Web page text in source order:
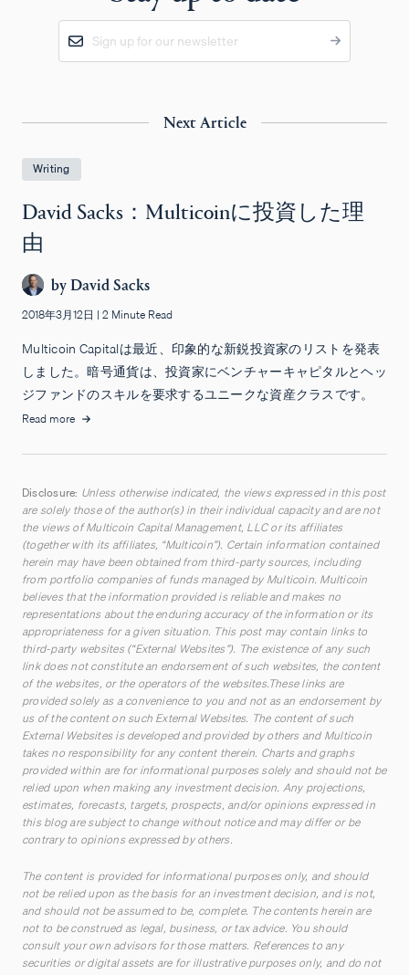
Next Article
Writing
David Sacks：Multicoinに投資した理
由
by David Sacks
2018年3月12日 | 2 Minute Read
Multicoin Capitalは最近、印象的な新鋭投資家のリストを発表
しました。暗号通貨は、投資家にベンチャーキャピタルとヘッ
ジファンドのスキルを要求するユニークな資産クラスです。
Read more
Disclosure: Unless otherwise indicated, the views expressed in this post
are solely those of the author(s) in their individual capacity and are not
the views of Multicoin Capital Management, LLC or its affiliates
(together with its affiliates, “Multicoin”). Certain information contained
herein may have been obtained from third-party sources, including
from portfolio companies of funds managed by Multicoin. Multicoin
believes that the information provided is reliable and makes no
representations about the enduring accuracy of the information or its
appropriateness for a given situation. This post may contain links to
third-party websites (“External Websites”). The existence of any such
link does not constitute an endorsement of such websites, the content
of the websites, or the operators of the websites.These links are
provided solely as a convenience to you and not as an endorsement by
us of the content on such External Websites. The content of such
External Websites is developed and provided by others and Multicoin
takes no responsibility for any content therein. Charts and graphs
provided within are for informational purposes solely and should not be
relied upon when making any investment decision. Any projections,
estimates, forecasts, targets, prospects, and/or opinions expressed in
this blog are subject to change without notice and may differ or be
contrary to opinions expressed by others.
The content is provided for informational purposes only, and should
not be relied upon as the basis for an investment decision, and is not,
and should not be assumed to be, complete. The contents herein are
not to be construed as legal, business, or tax advice. You should
consult your own advisors for those matters. References to any
securities or digital assets are for illustrative purposes only, and do not